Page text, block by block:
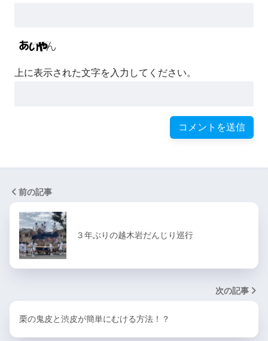
上に表示された文字を入力してください。
前の記事
３年ぶりの越木岩だんじり巡行
次の記事
栗の鬼皮と渋皮が簡単にむける方法！？